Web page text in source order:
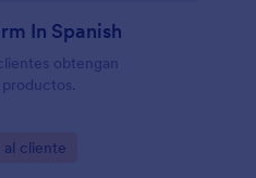
In Spanish
obtengan
al cliente